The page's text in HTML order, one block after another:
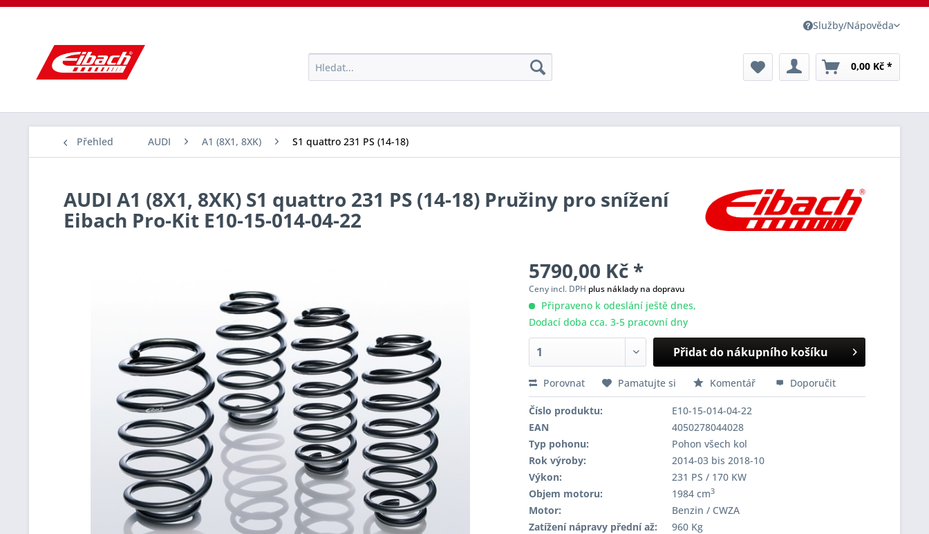
Služby/Nápověda
0,00 Kč *
Přehled AUDI A1 (8X1, 8XK) S1 quattro 231 PS (14-18)
AUDI A1 (8X1, 8XK) S1 quattro 231 PS (14-18) Pružiny pro snížení
Eibach Pro-Kit E10-15-014-04-22
5790,00 Kč *
Ceny incl. DPH plus náklady na dopravu
Připraveno k odeslání ještě dnes,
Dodací doba cca. 3-5 pracovní dny
Přidat do nákupního košíku
Porovnat Pamatujte si Komentář Doporučit
Číslo produktu:
E10-15-014-04-22
EAN
4050278044028
Typ pohonu:
Pohon všech kol
Rok výroby:
2014-03 bis 2018-10
Výkon:
231 PS / 170 KW
Objem motoru:
1984 cm3
Motor:
Benzin / CWZA
Zatížení nápravy přední až:
960 Kg